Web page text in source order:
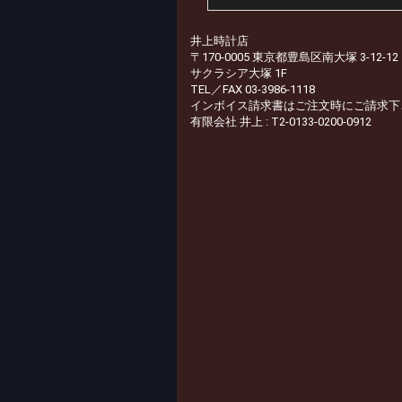
井上時計店
〒170-0005 東京都豊島区南大塚 3-12-12
サクラシア大塚 1F
TEL／FAX 03-3986-1118
インボイス請求書はご注文時にご請求
有限会社 井上 : T2-0133-0200-0912